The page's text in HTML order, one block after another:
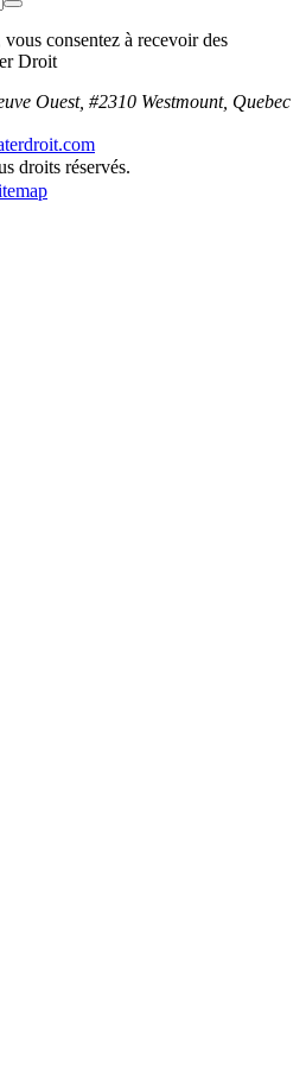
consentez à recevoir des
Droit
Ouest, #2310 Westmount, Quebec
droits réservés.